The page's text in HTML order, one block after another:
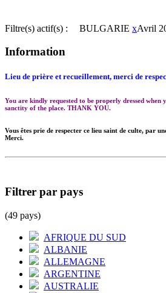
Filtre(s) actif(s) : BULGARIE xAvril
Information
Lieu de prière et recueillement, merci de
You are kindly requested to be properly dressed when
sanctity of the place. THANK YOU.
Vous êtes prie de respecter ce lieu saint de culte, par
Merci.
Filtrer par pays
(49 pays)
AFRIQUE DU SUD
ALBANIE
ALLEMAGNE
ARGENTINE
AUSTRALIE